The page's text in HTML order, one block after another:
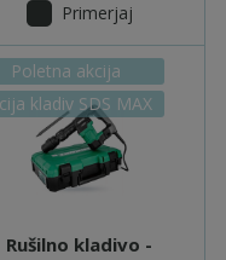
Primerjaj
Rušilno kladivo -
Poletna akcija
kladiv SDS MAX